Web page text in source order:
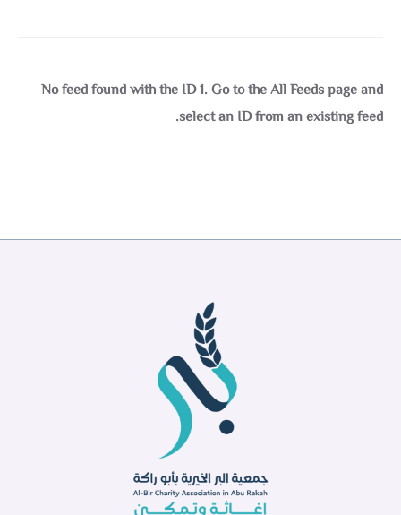
No feed found with the ID 1. Go to theAll Feeds pageand
select an ID from an existing feed.